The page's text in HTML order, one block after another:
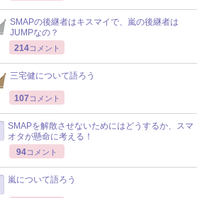
SMAPの後継者はキスマイで、嵐の後継者は
JUMPなの？
214コメント
三宅健について語ろう
107 コメント
SMAPを解散させないためにはどうするか、スマ
オタが懸命に考える！
94コメント
嵐について語ろう